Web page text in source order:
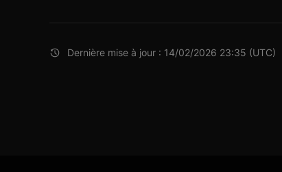
Dernière mise à jour : 14/02/2026 23:35 (UTC)